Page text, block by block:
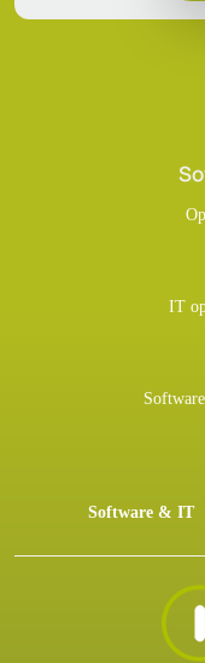
IT
Software & IT